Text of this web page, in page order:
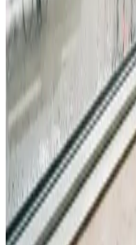
Alle mærker og systemer
Indhent tilbud Ring